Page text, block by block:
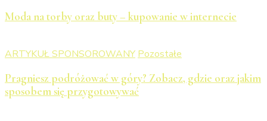
Moda na torby oraz buty – kupowanie w internecie
ARTYKUŁ SPONSOROWANY Pozostałe
Pragniesz podróżować w góry? Zobacz, gdzie oraz jakim
sposobem się przygotowywać